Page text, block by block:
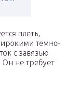
плеть,
темно-
с завязью
Он не требует